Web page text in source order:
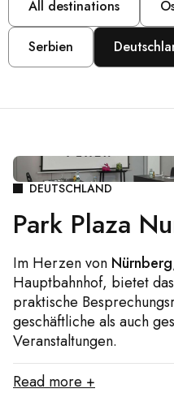
All destinations
Serbien
DEUTSCHLAND
Park Plaza
Im Herzen von Nürnberg
Hauptbahnhof, bietet das
praktische
geschäftliche als auch
Veranstaltungen.
Read more +